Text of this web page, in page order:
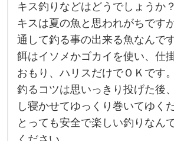
に
え
た
ら
良
い
と
い
キ
ス
釣
り
な
ど
は
ど
う
で
し
ょ
う
か
キス釣りなどはどうでしょうか？
キスは夏の魚と思われがちです
通して釣る事の出来る魚なんです
餌はイソメかゴカイを使い、仕
おもり、ハリスだけでＯＫです。
釣るコツは思いっきり投げた後
し寝かせてゆっくり巻いてゆく
とっても安全で楽しい釣りなん